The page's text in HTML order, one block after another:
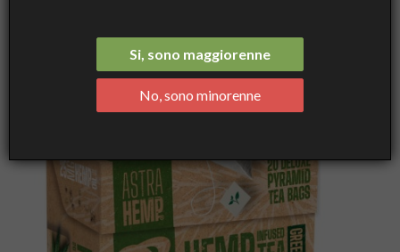
Si, sono maggiorenne
No, sono minorenne